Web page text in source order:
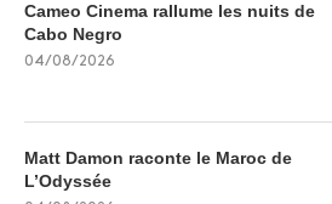
Cameo Cinema rallume les nuits de
Cabo Negro
04/08/2026
Matt Damon raconte le Maroc de
L’Odyssée